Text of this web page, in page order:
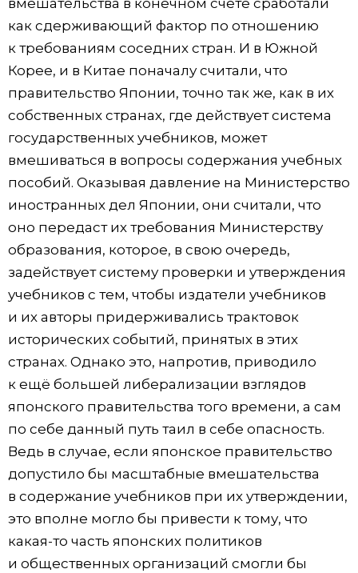
вмешательства в конечном счёте сработали
как сдерживающий фактор по отношению
к требованиям соседних стран. И в Южной
Корее, и в Китае поначалу считали, что
правительство Японии, точно так же, как в их
собственных странах, где действует система
государственных учебников, может
вмешиваться в вопросы содержания учебных
пособий. Оказывая давление на Министерство
иностранных дел Японии, они считали, что
оно передаст их требования Министерству
образования, которое, в свою очередь,
задействует систему проверки и утверждения
учебников с тем, чтобы издатели учебников
и их авторы придерживались трактовок
исторических событий, принятых в этих
странах. Однако это, напротив, приводило
к ещё большей либерализации взглядов
японского правительства того времени, а сам
по себе данный путь таил в себе опасность.
Ведь в случае, если японское правительство
допустило бы масштабные вмешательства
в содержание учебников при их утверждении,
это вполне могло бы привести к тому, что
какая-то часть японских политиков
и общественных организаций смогли бы